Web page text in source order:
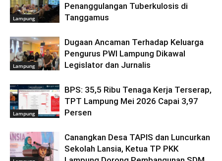
Lampung
Penanggulangan Tuberkulosis di
Tanggamus
Lampung
Dugaan Ancaman Terhadap Keluarga
Pengurus PWI Lampung Dikawal
Legislator dan Jurnalis
Lampung
BPS: 35,5 Ribu Tenaga Kerja Terserap,
TPT Lampung Mei 2026 Capai 3,97
Persen
Canangkan Desa TAPIS dan Luncurkan
Sekolah Lansia, Ketua TP PKK